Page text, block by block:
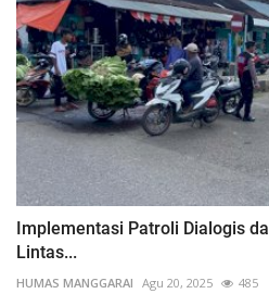
Implementasi Patroli Dialogis
Lintas...
HUMAS MANGGARAI Agu 20, 2025 485